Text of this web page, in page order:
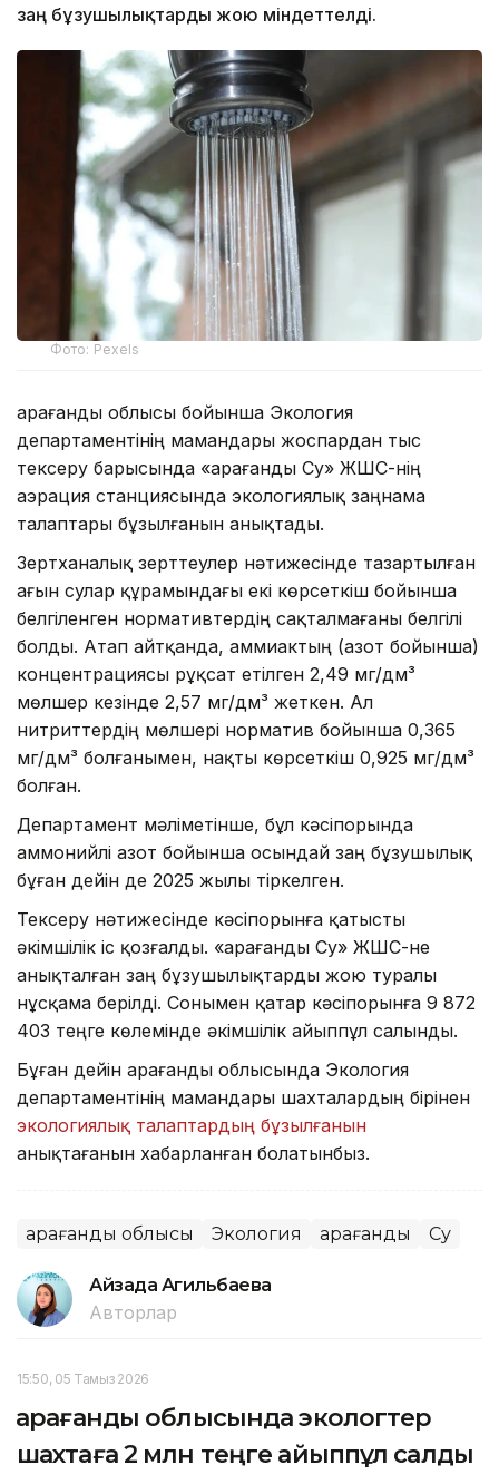
заң бұзушылықтарды жою міндеттелді.
Фото: Pexels
Қарағанды облысы бойынша Экология
департаментінің мамандары жоспардан тыс
тексеру барысында «Қарағанды Су» ЖШС-нің
аэрация станциясында экологиялық заңнама
талаптары бұзылғанын анықтады.
Зертханалық зерттеулер нәтижесінде тазартылған
ағын сулар құрамындағы екі көрсеткіш бойынша
белгіленген нормативтердің сақталмағаны белгілі
болды. Атап айтқанда, аммиактың (азот бойынша)
концентрациясы рұқсат етілген 2,49 мг/дм³
мөлшер кезінде 2,57 мг/дм³ жеткен. Ал
нитриттердің мөлшері норматив бойынша 0,365
мг/дм³ болғанымен, нақты көрсеткіш 0,925 мг/дм³
болған.
Департамент мәліметінше, бұл кәсіпорында
аммонийлі азот бойынша осындай заң бұзушылық
бұған дейін де 2025 жылы тіркелген.
Тексеру нәтижесінде кәсіпорынға қатысты
әкімшілік іс қозғалды. «Қарағанды Су» ЖШС-не
анықталған заң бұзушылықтарды жою туралы
нұсқама берілді. Сонымен қатар кәсіпорынға 9 872
403 теңге көлемінде әкімшілік айыппұл салынды.
Бұған дейін Қарағанды облысында Экология
департаментінің мамандары шахталардың бірінен
экологиялық талаптардың бұзылғанын
анықтағанын хабарланған болатынбыз.
Қарағанды облысы Экология Қарағанды Су
Айзада Агильбаева
Авторлар
15:50, 05 Тамыз 2026
Қарағанды облысында экологтер
шахтаға 2 млн теңге айыппұл салды